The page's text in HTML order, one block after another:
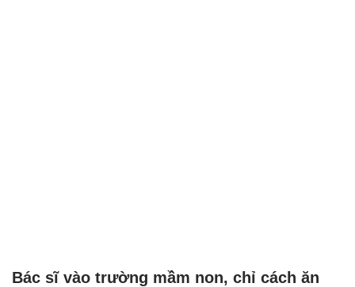
Bác sĩ vào trường mầm non, chỉ cách ăn